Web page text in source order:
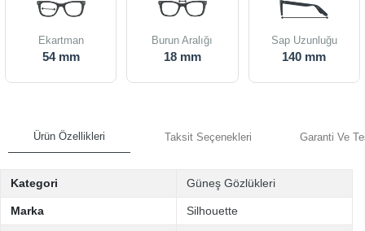
Ekartman
54 mm
Burun Aralığı
18 mm
Sap Uzunluğu
140 mm
Ürün Özellikleri Taksit Seçenekleri Garanti Ve
Kategori Güneş Gözlükleri
Marka Silhouette